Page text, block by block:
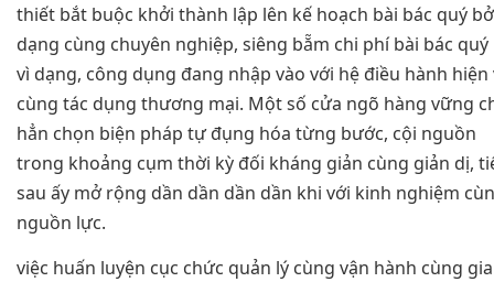
thiết bắt buộc khởi thành lập lên kế hoạch bài bác quý
dạng cùng chuyên nghiệp, siêng bẵm chi phí bài bác quý
vì dạng, công dụng đang nhập vào với hệ điều hành hiện
cùng tác dụng thương mại. Một số cửa ngõ hàng vững
hẳn chọn biện pháp tự đụng hóa từng bước, cội nguồn
trong khoảng cụm thời kỳ đối kháng giản cùng giản dị,
sau ấy mở rộng dần dần dần dần khi với kinh nghiệm
nguồn lực.
việc huấn luyện cục chức quản lý cùng vận hành cùng gia